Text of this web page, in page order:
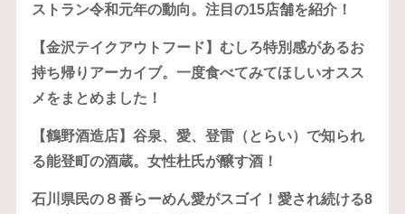
ストラン令和元年の動向。注目の15店舗を紹介！
【金沢テイクアウトフード】むしろ特別感があるお
持ち帰りアーカイブ。一度食べてみてほしいオスス
メをまとめました！
【鶴野酒造店】谷泉、愛、登雷（とらい）で知られ
る能登町の酒蔵。女性杜氏が醸す酒！
石川県民の８番らーめん愛がスゴイ！愛され続ける8